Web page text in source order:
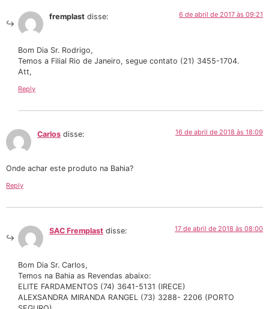
fremplast disse: 6 de abril de 2017 às 09:21
Bom Dia Sr. Rodrigo,
Temos a Filial Rio de Janeiro, segue contato (21) 3455-1704.
Att,
Reply
Carlos disse: 16 de abril de 2018 às 18:09
Onde achar este produto na Bahia?
Reply
SAC Fremplast disse: 17 de abril de 2018 às 08:00
Bom Dia Sr. Carlos,
Temos na Bahia as Revendas abaixo:
ELITE FARDAMENTOS (74) 3641-5131 (IRECE)
ALEXSANDRA MIRANDA RANGEL (73) 3288- 2206 (PORTO